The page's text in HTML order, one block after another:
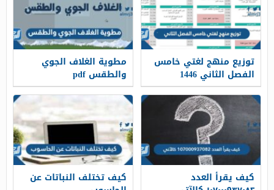
توزيع منهج لغتي خامس
الفصل الثاني 1446
مطوية الغلاف الجوي
والطقس pdf
كيف يقرأ العدد كيف تختلف النباتات عن